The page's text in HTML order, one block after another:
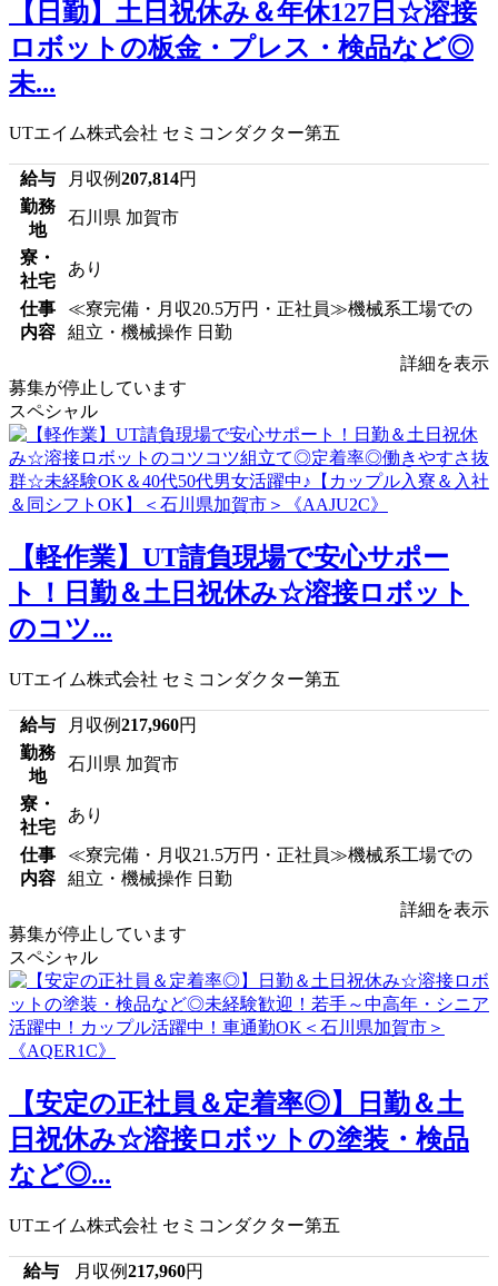
【日勤】土日祝休み＆年休127日☆溶接
ロボットの板金・プレス・検品など◎
未...
UTエイム株式会社 セミコンダクター第五
給与 月収例207,814円
勤務
地
石川県 加賀市
寮・
社宅
あり
仕事
内容
≪寮完備・月収20.5万円・正社員≫機械系工場での
組立・機械操作 日勤
詳細を表示
募集が停止しています
スペシャル
【軽作業】UT請負現場で安心サポー
ト！日勤＆土日祝休み☆溶接ロボット
のコツ...
UTエイム株式会社 セミコンダクター第五
給与 月収例217,960円
勤務
地
石川県 加賀市
寮・
社宅
あり
仕事
内容
≪寮完備・月収21.5万円・正社員≫機械系工場での
組立・機械操作 日勤
詳細を表示
募集が停止しています
スペシャル
【安定の正社員＆定着率◎】日勤＆土
日祝休み☆溶接ロボットの塗装・検品
など◎...
UTエイム株式会社 セミコンダクター第五
給与 月収例217,960円